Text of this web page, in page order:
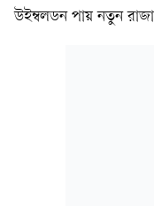
উইম্বলডন পায় নতুন